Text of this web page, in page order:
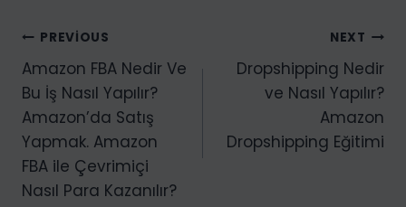
n
i
y
o
r
.
.
Yazı
gezinmesi
PREVIOUS
Amazon FBA Nedir Ve
Bu İş Nasıl Yapılır?
Amazon’da Satış
Yapmak. Amazon
FBA ile Çevrimiçi
Nasıl Para Kazanılır?
NEXT
Dropshipping Nedir
ve Nasıl Yapılır?
Amazon
Dropshipping Eğitimi